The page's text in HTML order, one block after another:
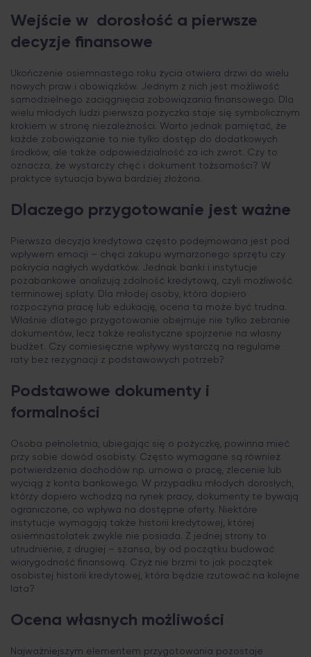
Wejście w dorosłość a pierwsze
decyzje finansowe
Ukończenie osiemnastego roku życia otwiera drzwi do wielu
nowych praw i obowiązków. Jednym z nich jest możliwość
samodzielnego zaciągnięcia zobowiązania finansowego. Dla
wielu młodych ludzi pierwsza pożyczka staje się symbolicznym
krokiem w stronę niezależności. Warto jednak pamiętać, że
każde zobowiązanie to nie tylko dostęp do dodatkowych
środków, ale także odpowiedzialność za ich zwrot. Czy to
oznacza, że wystarczy chęć i dokument tożsamości? W
praktyce sytuacja bywa bardziej złożona.
Dlaczego przygotowanie jest ważne
Pierwsza decyzja kredytowa często podejmowana jest pod
wpływem emocji – chęci zakupu wymarzonego sprzętu czy
pokrycia nagłych wydatków. Jednak banki i instytucje
pozabankowe analizują zdolność kredytową, czyli możliwość
terminowej spłaty. Dla młodej osoby, która dopiero
rozpoczyna pracę lub edukację, ocena ta może być trudna.
Właśnie dlatego przygotowanie obejmuje nie tylko zebranie
dokumentów, lecz także realistyczne spojrzenie na własny
budżet. Czy comiesięczne wpływy wystarczą na regularne
raty bez rezygnacji z podstawowych potrzeb?
Podstawowe dokumenty i
formalności
Osoba pełnoletnia, ubiegając się o pożyczkę, powinna mieć
przy sobie dowód osobisty. Często wymagane są również
potwierdzenia dochodów np. umowa o pracę, zlecenie lub
wyciąg z konta bankowego. W przypadku młodych dorosłych,
którzy dopiero wchodzą na rynek pracy, dokumenty te bywają
ograniczone, co wpływa na dostępne oferty. Niektóre
instytucje wymagają także historii kredytowej, której
osiemnastolatek zwykle nie posiada. Z jednej strony to
utrudnienie, z drugiej – szansa, by od początku budować
wiarygodność finansową. Czyż nie brzmi to jak początek
osobistej historii kredytowej, która będzie rzutować na kolejne
lata?
Ocena własnych możliwości
Najważniejszym elementem przygotowania pozostaje